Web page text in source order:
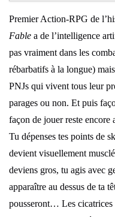
Premier Action-RPG de
Fable a de l’intelligence
pas vraiment dans les
rébarbatifs à la longue)
PNJs qui vivent tous leur
parages ou non. Et puis
façon de jouer reste encore
Tu dépenses tes points de
devient visuellement
deviens gros, tu agis avec
apparaître au dessus de ta
pousseront… Les cicatrices